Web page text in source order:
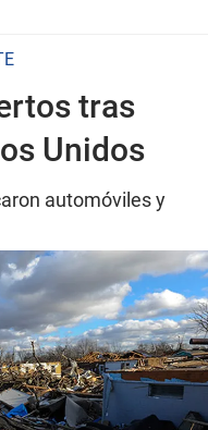
tras
Unidos
automóviles y